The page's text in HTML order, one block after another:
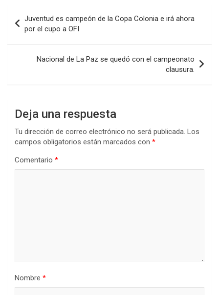
o
o
k
er
A
p
p
dI
n
p
ar
tir
de
entradas
Juventud es campeón de la Copa Colonia e irá ahora
por el cupo a OFI
Nacional de La Paz se quedó con el campeonato
clausura.
Deja una respuesta
Tu dirección de correo electrónico no será publicada. Los
campos obligatorios están marcados con *
Comentario *
Nombre *